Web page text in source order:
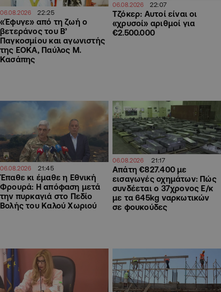
06.08.2026 22:25
«Έφυγε» από τη ζωή ο
βετεράνος του Β’
Παγκοσμίου και αγωνιστής
της ΕΟΚΑ, Παύλος Μ.
Κασάπης
06.08.2026 22:07
Τζόκερ: Αυτοί είναι οι
«χρυσοί» αριθμοί για
€2.500.000
06.08.2026 21:45
Έπαθε κι έμαθε η Εθνική
Φρουρά: Η απόφαση μετά
την πυρκαγιά στο Πεδίο
Βολής του Καλού Χωριού
06.08.2026 21:17
Απάτη €827.400 με
εισαγωγές οχημάτων: Πώς
συνδέεται ο 37χρονος Ε/κ
με τα 645kg ναρκωτικών
σε φουκούδες